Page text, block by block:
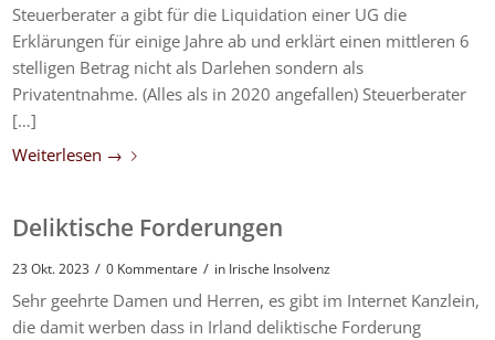
Steuerberater a gibt für die Liquidation einer UG die
Erklärungen für einige Jahre ab und erklärt einen mittleren 6
stelligen Betrag nicht als Darlehen sondern als
Privatentnahme. (Alles als in 2020 angefallen) Steuerberater
[…]
Weiterlesen →
Deliktische Forderungen
23 Okt. 2023 / 0 Kommentare / in Irische Insolvenz
Sehr geehrte Damen und Herren, es gibt im Internet Kanzlein,
die damit werben dass in Irland deliktische Forderung